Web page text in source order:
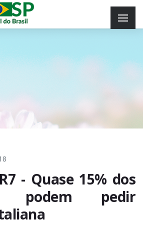
- Quase 15% dos
podem pedir